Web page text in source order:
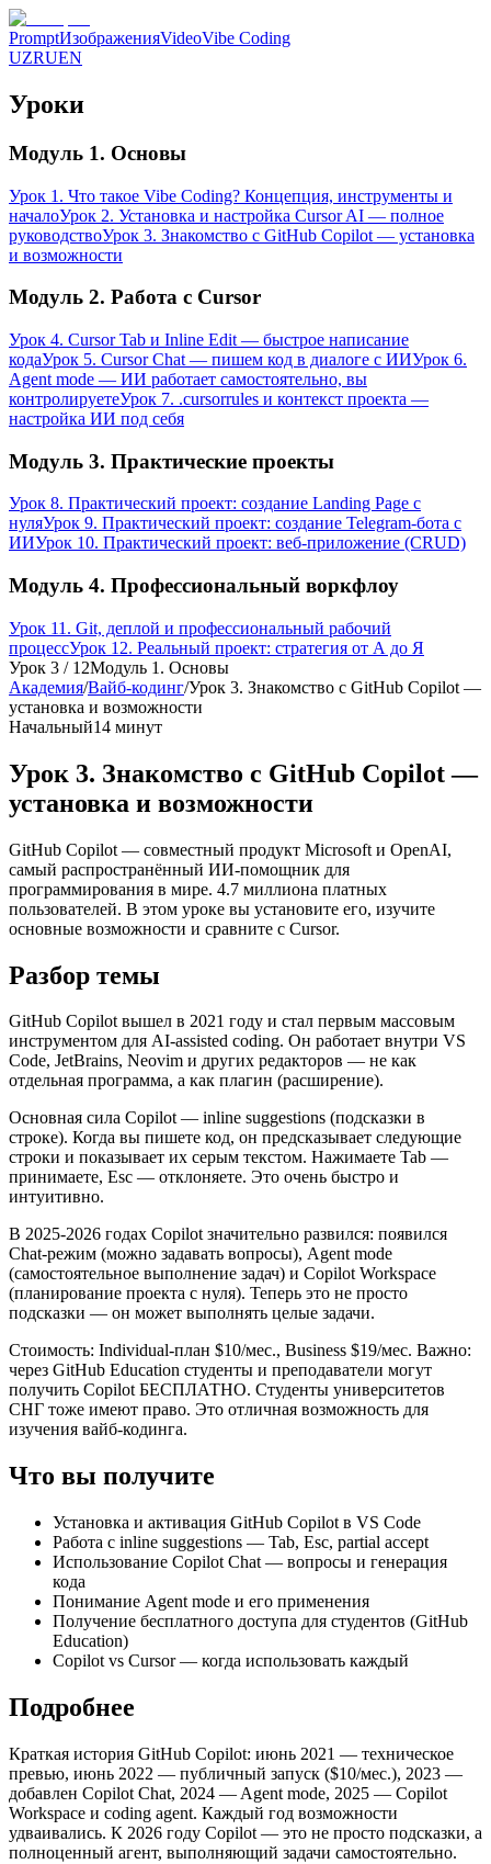
PromptИзображенияVideoVibe Coding
UZRUEN
Уроки
Модуль 1. Основы
Урок 1. Что такое Vibe Coding? Концепция, инструменты и
началоУрок 2. Установка и настройка Cursor AI — полное
руководствоУрок 3. Знакомство с GitHub Copilot — установка
и возможности
Модуль 2. Работа с Cursor
Урок 4. Cursor Tab и Inline Edit — быстрое написание
кодаУрок 5. Cursor Chat — пишем код в диалоге с ИИУрок 6.
Agent mode — ИИ работает самостоятельно, вы
контролируетеУрок 7. .cursorrules и контекст проекта —
настройка ИИ под себя
Модуль 3. Практические проекты
Урок 8. Практический проект: создание Landing Page с
нуляУрок 9. Практический проект: создание Telegram-бота с
ИИУрок 10. Практический проект: веб-приложение (CRUD)
Модуль 4. Профессиональный воркфлоу
Урок 11. Git, деплой и профессиональный рабочий
процессУрок 12. Реальный проект: стратегия от А до Я
Урок 3 / 12Модуль 1. Основы
Академия/Вайб-кодинг/Урок 3. Знакомство с GitHub Copilot —
установка и возможности
Начальный14 минут
Урок 3. Знакомство с GitHub Copilot —
установка и возможности
GitHub Copilot — совместный продукт Microsoft и OpenAI,
самый распространённый ИИ-помощник для
программирования в мире. 4.7 миллиона платных
пользователей. В этом уроке вы установите его, изучите
основные возможности и сравните с Cursor.
Разбор темы
GitHub Copilot вышел в 2021 году и стал первым массовым
инструментом для AI-assisted coding. Он работает внутри VS
Code, JetBrains, Neovim и других редакторов — не как
отдельная программа, а как плагин (расширение).
Основная сила Copilot — inline suggestions (подсказки в
строке). Когда вы пишете код, он предсказывает следующие
строки и показывает их серым текстом. Нажимаете Tab —
принимаете, Esc — отклоняете. Это очень быстро и
интуитивно.
В 2025-2026 годах Copilot значительно развился: появился
Chat-режим (можно задавать вопросы), Agent mode
(самостоятельное выполнение задач) и Copilot Workspace
(планирование проекта с нуля). Теперь это не просто
подсказки — он может выполнять целые задачи.
Стоимость: Individual-план $10/мес., Business $19/мес. Важно:
через GitHub Education студенты и преподаватели могут
получить Copilot БЕСПЛАТНО. Студенты университетов
СНГ тоже имеют право. Это отличная возможность для
изучения вайб-кодинга.
Что вы получите
Установка и активация GitHub Copilot в VS Code
Работа с inline suggestions — Tab, Esc, partial accept
Использование Copilot Chat — вопросы и генерация
кода
Понимание Agent mode и его применения
Получение бесплатного доступа для студентов (GitHub
Education)
Copilot vs Cursor — когда использовать каждый
Подробнее
Краткая история GitHub Copilot: июнь 2021 — техническое
превью, июнь 2022 — публичный запуск ($10/мес.), 2023 —
добавлен Copilot Chat, 2024 — Agent mode, 2025 — Copilot
Workspace и coding agent. Каждый год возможности
удваивались. К 2026 году Copilot — это не просто подсказки, а
полноценный агент, выполняющий задачи самостоятельно.